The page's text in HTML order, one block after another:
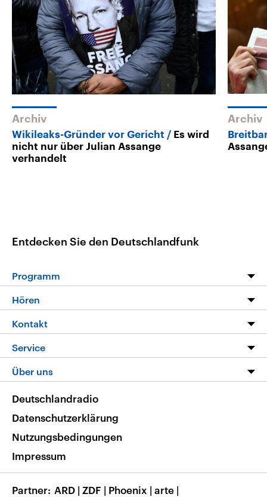
Archiv
Wikileaks-Gründer vor Gericht
Es wird
nicht nur über Julian Assange
verhandelt
Archiv
Entdecken Sie den Deutschlandfunk
Programm
Programm
Die Nachrichten
Nachrichtenleicht
Neue Beiträge auf dlf.de
Hören
Livestream
Podcasts
Deutschlandfunk App
Nachrichten App
Frequenzen
Kontakt
Hörerservice
Service
FAQ
Veranstaltungen
Musikliste
RSS
Über uns
Barrierefreiheit
Deutschlandradio
Datenschutzerklärung
Nutzungsbedingungen
Impressum
Partner ARD | ZDF | Phoenix | arte |